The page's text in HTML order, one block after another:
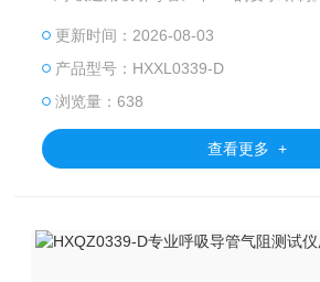
更新时间：2026-08-03
产品型号：HXXL0339-D
浏览量：638
查看更多 +